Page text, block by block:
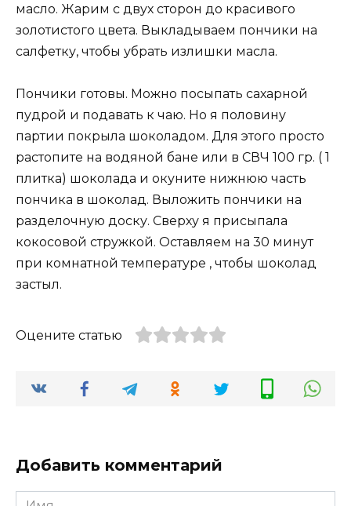
масло. Жарим с двух сторон до красивого
золотистого цвета. Выкладываем пончики на
салфетку, чтобы убрать излишки масла.
Пончики готовы. Можно посыпать сахарной
пудрой и подавать к чаю. Но я половину
партии покрыла шоколадом. Для этого просто
растопите на водяной бане или в СВЧ 100 гр. ( 1
плитка) шоколада и окуните нижнюю часть
пончика в шоколад. Выложить пончики на
разделочную доску. Сверху я присыпала
кокосовой стружкой. Оставляем на 30 минут
при комнатной температуре , чтобы шоколад
застыл.
Оцените статью
Добавить комментарий
Имя